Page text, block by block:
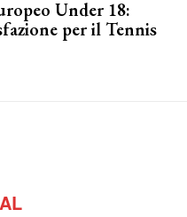
Under 18:
per il Tennis